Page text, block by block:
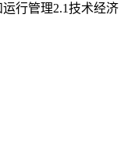
行管理2.1技术经济